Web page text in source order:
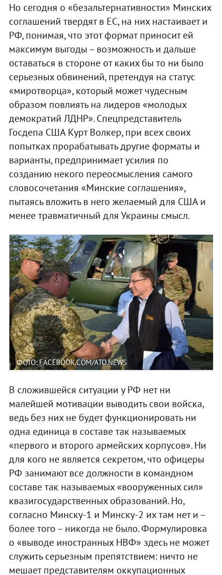
Но сегодня о «безальтернативности» Минских
соглашений твердят в ЕС, на них настаивает и
РФ, понимая, что этот формат приносит ей
максимум выгоды – возможность и дальше
оставаться в стороне от каких бы то ни было
серьезных обвинений, претендуя на статус
«миротворца», который может чудесным
образом повлиять на лидеров «молодых
демократий ЛДНР». Спецпредставитель
Госдепа США Курт Волкер, при всех своих
попытках прорабатывать другие форматы и
варианты, предпринимает усилия по
созданию некого переосмысления самого
словосочетания «Минские соглашения»,
пытаясь вложить в него желаемый для США и
менее травматичный для Украины смысл.
ФОТО: FACEBOOK.COM/ATO.NEWS
В сложившейся ситуации у РФ нет ни
малейшей мотивации выводить свои войска,
ведь без них не будет функционировать ни
одна единица в составе так называемых
«первого и второго армейских корпусов». Ни
для кого не является секретом, что офицеры
РФ занимают все должности в командном
составе так называемых «вооруженных сил»
квазигосударственных образований. Но,
согласно Минску-1 и Минску-2 их там нет и –
более того – никогда не было. Формулировка
о «выводе иностранных НВФ» здесь не может
служить серьезным препятствием: ничто не
мешает представителям оккупационных